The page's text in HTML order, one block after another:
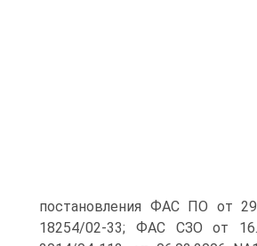
постановления ФАС ПО от
18254/02-33; ФАС СЗО от